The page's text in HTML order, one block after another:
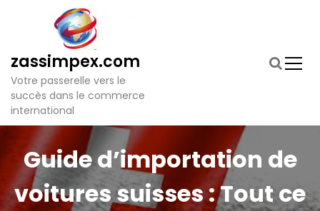
zassimpex.com
Votre passerelle vers le
succès dans le commerce
international
Guide d’importation de
voitures suisses : Tout ce